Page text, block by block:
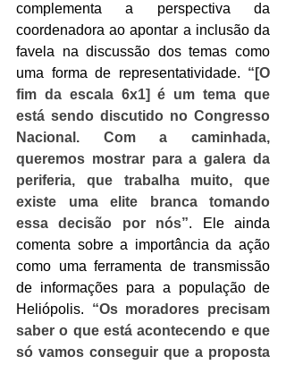
complementa a perspectiva da
coordenadora ao apontar a inclusão da
favela na discussão dos temas como
uma forma de representatividade. “[O
fim da escala 6x1] é um tema que
está sendo discutido no Congresso
Nacional. Com a caminhada,
queremos mostrar para a galera da
periferia, que trabalha muito, que
existe uma elite branca tomando
essa decisão por nós”. Ele ainda
comenta sobre a importância da ação
como uma ferramenta de transmissão
de informações para a população de
Heliópolis. “Os moradores precisam
saber o que está acontecendo e que
só vamos conseguir que a proposta